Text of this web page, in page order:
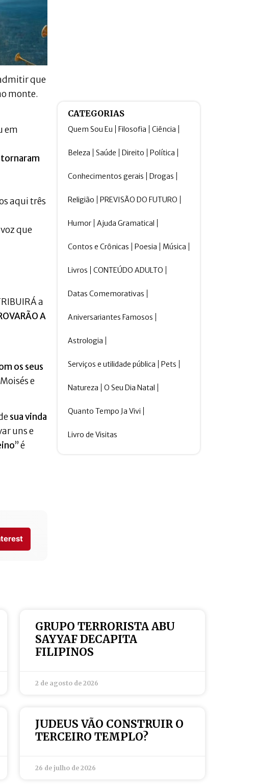
que
monte.
em
tornaram
aqui três
que
a
A
os seus
e
sua vinda
uns e
” é
CATEGORIAS
Quem Sou Eu Filosofia Ciência
Beleza Saúde Direito Política
Conhecimentos gerais Drogas
Religião PREVISÃO DO FUTURO
Humor Ajuda Gramatical
Contos e Crônicas Poesia Música
Livros CONTEÚDO ADULTO
Datas Comemorativas
Aniversariantes Famosos
Astrologia
Serviços e utilidade pública Pets
Natureza O Seu Dia Natal
Quanto Tempo Ja Vivi
Livro de Visitas
GRUPO TERRORISTA ABU
SAYYAF DECAPITA
FILIPINOS
2 de agosto de 2026
JUDEUS VÃO CONSTRUIR O
TERCEIRO TEMPLO?
26 de julho de 2026